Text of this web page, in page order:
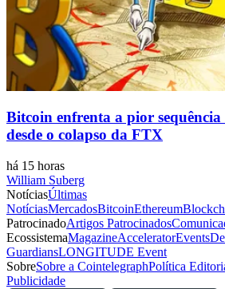
Bitcoin enfrenta a pior sequência
desde o colapso da FTX
há 15 horas
William Suberg
NotíciasÚltimas
NotíciasMercadosBitcoinEthereum
PatrocinadoArtigos Patrocinados
EcossistemaMagazineAcceleratorEvents
GuardiansLONGITUDE Event
SobreSobre a CointelegraphPolítica
Publicidade